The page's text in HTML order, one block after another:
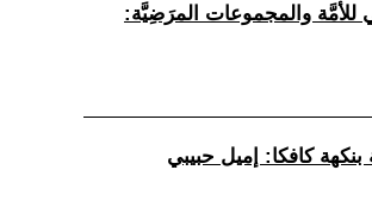
للأمَّة والمجموعات المرَضِيَّة: